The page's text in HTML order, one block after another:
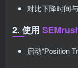
对比下降时间
2. 使用
启动“Position